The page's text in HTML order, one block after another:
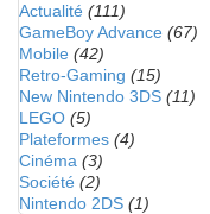
Actualité (111)
GameBoy Advance (67)
Mobile (42)
Retro-Gaming (15)
New Nintendo 3DS (11)
LEGO (5)
Plateformes (4)
Cinéma (3)
Société (2)
Nintendo 2DS (1)